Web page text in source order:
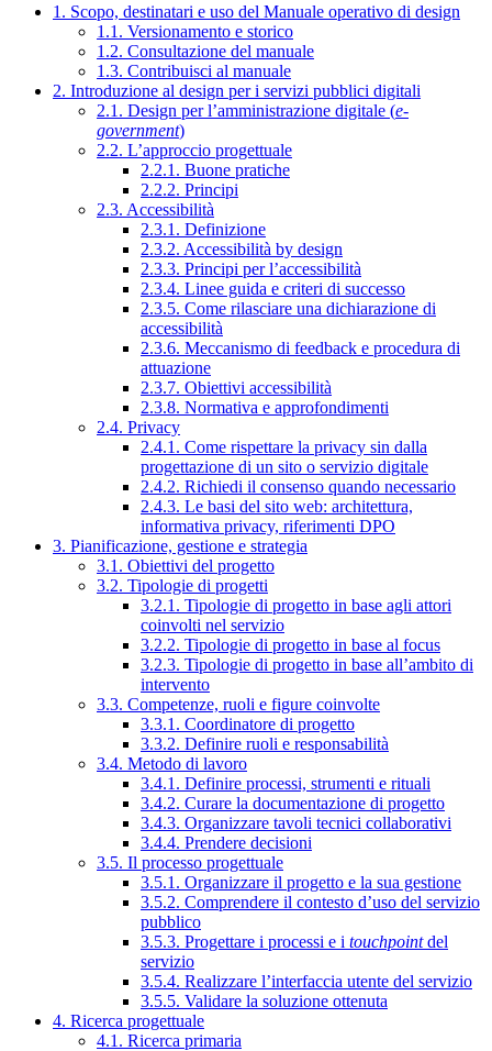
1. Scopo, destinatari e uso del Manuale operativo di design
1.1. Versionamento e storico
1.2. Consultazione del manuale
1.3. Contribuisci al manuale
2. Introduzione al design per i servizi pubblici digitali
2.1. Design per l’amministrazione digitale (e-
government)
2.2. L’approccio progettuale
2.2.1. Buone pratiche
2.2.2. Principi
2.3. Accessibilità
2.3.1. Definizione
2.3.2. Accessibilità by design
2.3.3. Principi per l’accessibilità
2.3.4. Linee guida e criteri di successo
2.3.5. Come rilasciare una dichiarazione di
accessibilità
2.3.6. Meccanismo di feedback e procedura di
attuazione
2.3.7. Obiettivi accessibilità
2.3.8. Normativa e approfondimenti
2.4. Privacy
2.4.1. Come rispettare la privacy sin dalla
progettazione di un sito o servizio digitale
2.4.2. Richiedi il consenso quando necessario
2.4.3. Le basi del sito web: architettura,
informativa privacy, riferimenti DPO
3. Pianificazione, gestione e strategia
3.1. Obiettivi del progetto
3.2. Tipologie di progetti
3.2.1. Tipologie di progetto in base agli attori
coinvolti nel servizio
3.2.2. Tipologie di progetto in base al focus
3.2.3. Tipologie di progetto in base all’ambito di
intervento
3.3. Competenze, ruoli e figure coinvolte
3.3.1. Coordinatore di progetto
3.3.2. Definire ruoli e responsabilità
3.4. Metodo di lavoro
3.4.1. Definire processi, strumenti e rituali
3.4.2. Curare la documentazione di progetto
3.4.3. Organizzare tavoli tecnici collaborativi
3.4.4. Prendere decisioni
3.5. Il processo progettuale
3.5.1. Organizzare il progetto e la sua gestione
3.5.2. Comprendere il contesto d’uso del servizio
pubblico
3.5.3. Progettare i processi e i touchpointdel
servizio
3.5.4. Realizzare l’interfaccia utente del servizio
3.5.5. Validare la soluzione ottenuta
4. Ricerca progettuale
4.1. Ricerca primaria